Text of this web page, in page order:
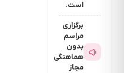
فاصله تا
ترمینال یا راه
آهن
چنددقیقه
است.
برگزاری
مراسم
بدون
هماهنگی
مجاز